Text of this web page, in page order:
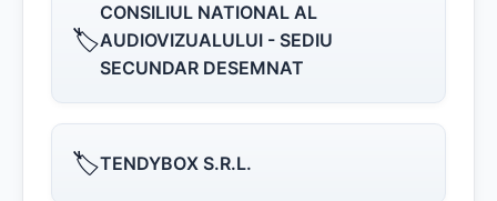
🏷️
CONSILIUL NATIONAL AL
AUDIOVIZUALULUI - SEDIU
SECUNDAR DESEMNAT
🏷️TENDYBOX S.R.L.